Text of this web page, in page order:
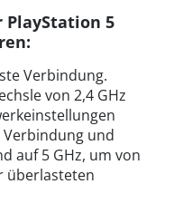
PlayStation 5
Verbindung.
von 2,4 GHz
Verbindung und
auf 5 GHz, um von
überlasteten